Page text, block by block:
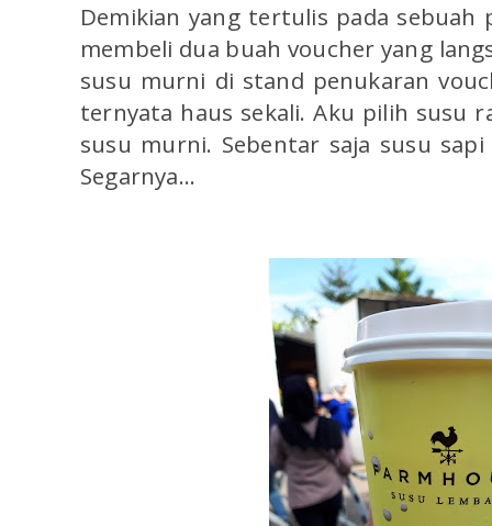
Demikian yang tertulis pada
membeli dua buah voucher yang
susu murni di stand penukaran
ternyata haus sekali. Aku pilih susu
susu murni. Sebentar saja susu
Segarnya...